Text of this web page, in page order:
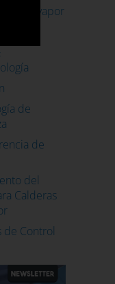
de vapor
de
de
del
Calderas
de Control